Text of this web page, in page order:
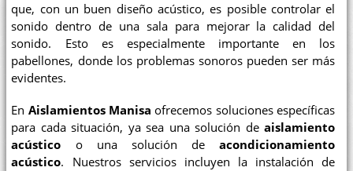
que, con un buen diseño acústico, es posible controlar el
sonido dentro de una sala para mejorar la calidad del
sonido. Esto es especialmente importante en los
pabellones, donde los problemas sonoros pueden ser más
evidentes.
En Aislamientos Manisa ofrecemos soluciones específicas
para cada situación, ya sea una solución deaislamiento
acústico o una solución deacondicionamiento
acústico. Nuestros servicios incluyen la instalación de